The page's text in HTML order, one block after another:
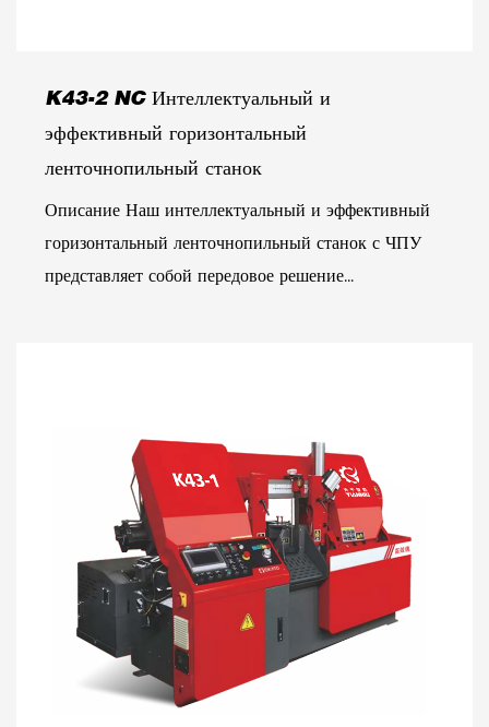
K43-2 NC Интеллектуальный и
эффективный горизонтальный
ленточнопильный станок
Описание Наш интеллектуальный и эффективный
горизонтальный ленточнопильный станок с ЧПУ
представляет собой передовое решение...